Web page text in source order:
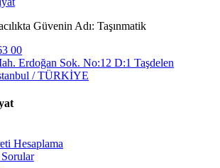
Güvenin Adı: Taşınmatik
00
Erdoğan Sok. No:12 D:1 Taşdelen
/ TÜRKİYE
Hesaplama
Sorular